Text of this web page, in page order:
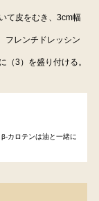
て皮をむき、3cm幅
フレンチドレッシン
（3）を盛り付ける。
カロテンは油と一緒に